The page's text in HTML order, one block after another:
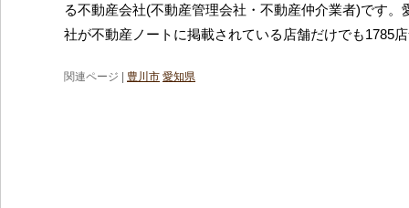
る不動産会社(不動産管理会社・不動産仲介業者)です。
社が不動産ノートに掲載されている店舗だけでも1785
関連ページ | 豊川市 愛知県